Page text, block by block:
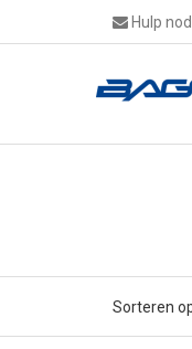
Hulp
Sorteren